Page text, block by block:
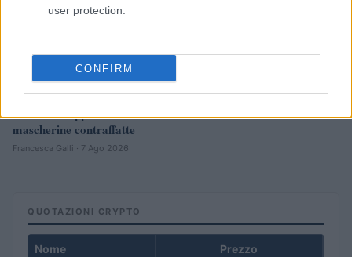
user protection.
CONFIRM
Governo e opposizione in contrasto: le accuse di Conte sulle
mascherine contraffatte
Francesca Galli · 7 Ago 2026
QUOTAZIONI CRYPTO
Nome Prezzo